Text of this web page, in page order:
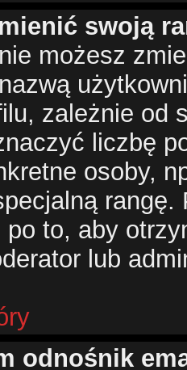
swoją
możesz
zależnie od
liczbę
osoby,
po to, aby
lub
odnośnik